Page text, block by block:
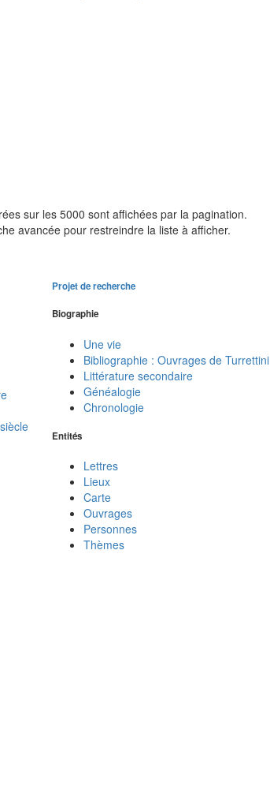
sur les 5000 sont affichées par la pagination.
avancée pour restreindre la liste à afficher.
Projet de recherche
Biographie
Une vie
Bibliographie : Ouvrages de Turrettini
Littérature secondaire
Généalogie
Chronologie
Entités
Lettres
Lieux
Carte
Ouvrages
Personnes
Thèmes